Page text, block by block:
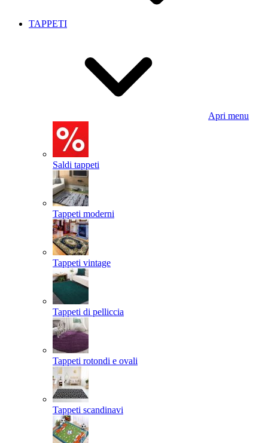
TAPPETI
Apri menu
Saldi tappeti
Tappeti moderni
Tappeti vintage
Tappeti di pelliccia
Tappeti rotondi e ovali
Tappeti scandinavi